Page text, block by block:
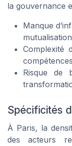
la gouvernance
Manque
mutualisation
Complexité
Risque de
Spécificités
À Paris, la
des acteurs